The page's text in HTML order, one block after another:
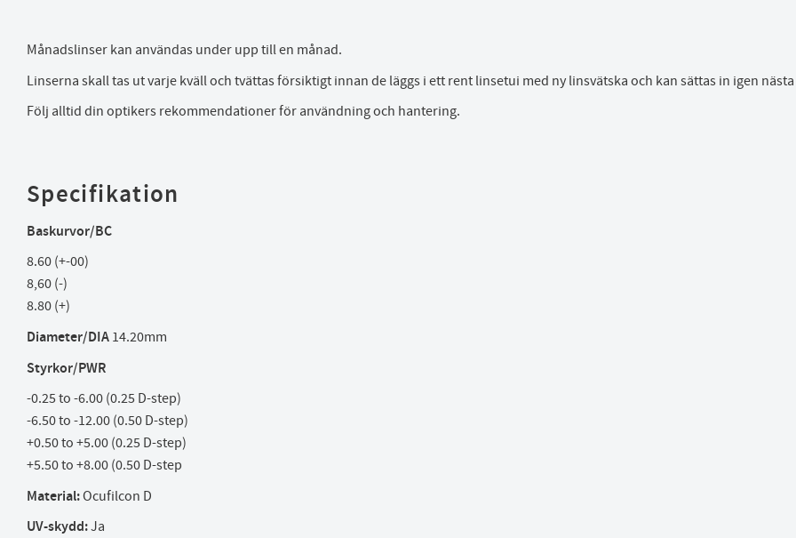
Månadslinser kan användas under upp till en månad.
Linserna skall tas ut varje kväll och tvättas försiktigt innan de läggs i ett rent linsetui med ny linsvätska och kan sättas in igen
Följ alltid din optikers rekommendationer för användning och hantering.
Specifikation
Baskurvor/BC
8.60 (+-00)
8,60 (-)
8.80 (+)
Diameter/DIA 14.20mm
Styrkor/PWR
-0.25 to -6.00 (0.25 D-step)
-6.50 to -12.00 (0.50 D-step)
+0.50 to +5.00 (0.25 D-step)
+5.50 to +8.00 (0.50 D-step
Material:Ocufilcon D
UV-skydd:Ja